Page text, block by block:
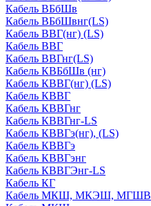
Кабель ВБбШв
Кабель ВБбШвнг(LS)
Кабель ВВГ(нг) (LS)
Кабель ВВГ
Кабель ВВГнг(LS)
Кабель КВБбШв (нг)
Кабель КВВГ(нг) (LS)
Кабель КВВГ
Кабель КВВГнг
Кабель КВВГнг-LS
Кабель КВВГэ(нг), (LS)
Кабель КВВГэ
Кабель КВВГэнг
Кабель КВВГЭнг-LS
Кабель КГ
Кабель МКШ, МКЭШ, МГШВ